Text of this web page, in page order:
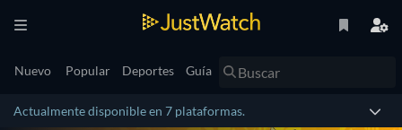
Nuevo Popular Deportes Guía
Actualmente disponible en 7 plataformas.